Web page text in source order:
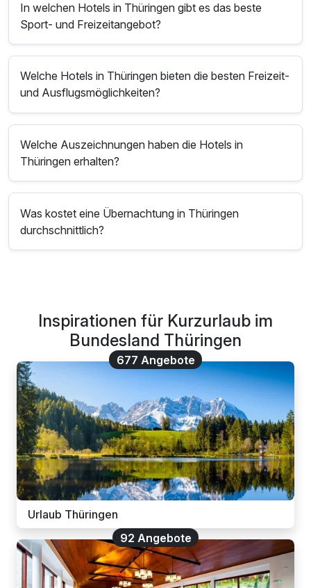
In welchen Hotels in Thüringen gibt es das beste
Sport- und Freizeitangebot?
Welche Hotels in Thüringen bieten die besten Freizeit-
und Ausflugsmöglichkeiten?
Welche Auszeichnungen haben die Hotels in
Thüringen erhalten?
Was kostet eine Übernachtung in Thüringen
durchschnittlich?
Inspirationen für Kurzurlaub im
Bundesland Thüringen
677 Angebote
Urlaub Thüringen
92 Angebote